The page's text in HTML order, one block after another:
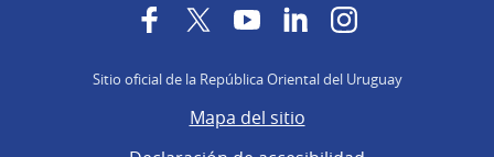
FacebookTwitterYouTubeLinkedInInstagram
Sitio oficial de la República Oriental del Uruguay
Mapa del sitio